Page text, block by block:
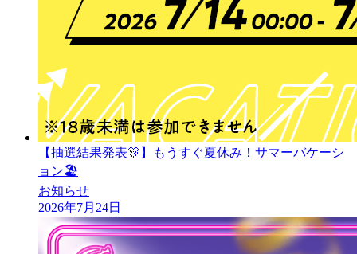
【抽選結果発表🎊】もうすぐ夏休み！サマーバケーシ
ョン🏖️
お知らせ
2026年7月24日